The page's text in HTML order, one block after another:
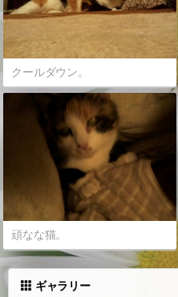
クールダウン。
頑なな猫。
ギャラリー